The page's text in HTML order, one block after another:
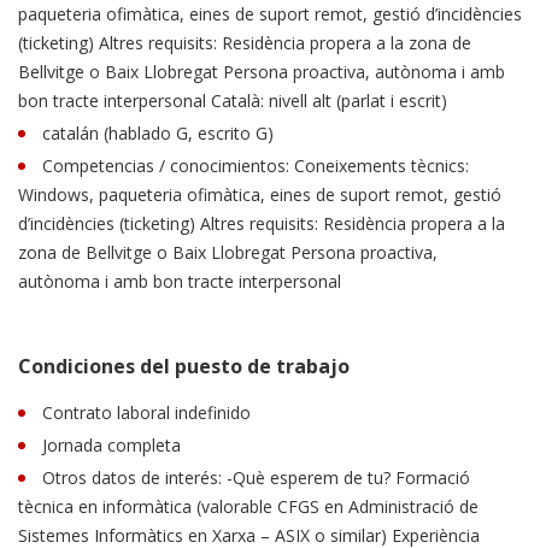
paqueteria ofimàtica, eines de suport remot, gestió d’incidències
(ticketing) Altres requisits: Residència propera a la zona de
Bellvitge o Baix Llobregat Persona proactiva, autònoma i amb
bon tracte interpersonal Català: nivell alt (parlat i escrit)
catalán (hablado G, escrito G)
Competencias / conocimientos: Coneixements tècnics:
Windows, paqueteria ofimàtica, eines de suport remot, gestió
d’incidències (ticketing) Altres requisits: Residència propera a la
zona de Bellvitge o Baix Llobregat Persona proactiva,
autònoma i amb bon tracte interpersonal
Condiciones del puesto de trabajo
Contrato laboral indefinido
Jornada completa
Otros datos de interés: -Què esperem de tu? Formació
tècnica en informàtica (valorable CFGS en Administració de
Sistemes Informàtics en Xarxa – ASIX o similar) Experiència